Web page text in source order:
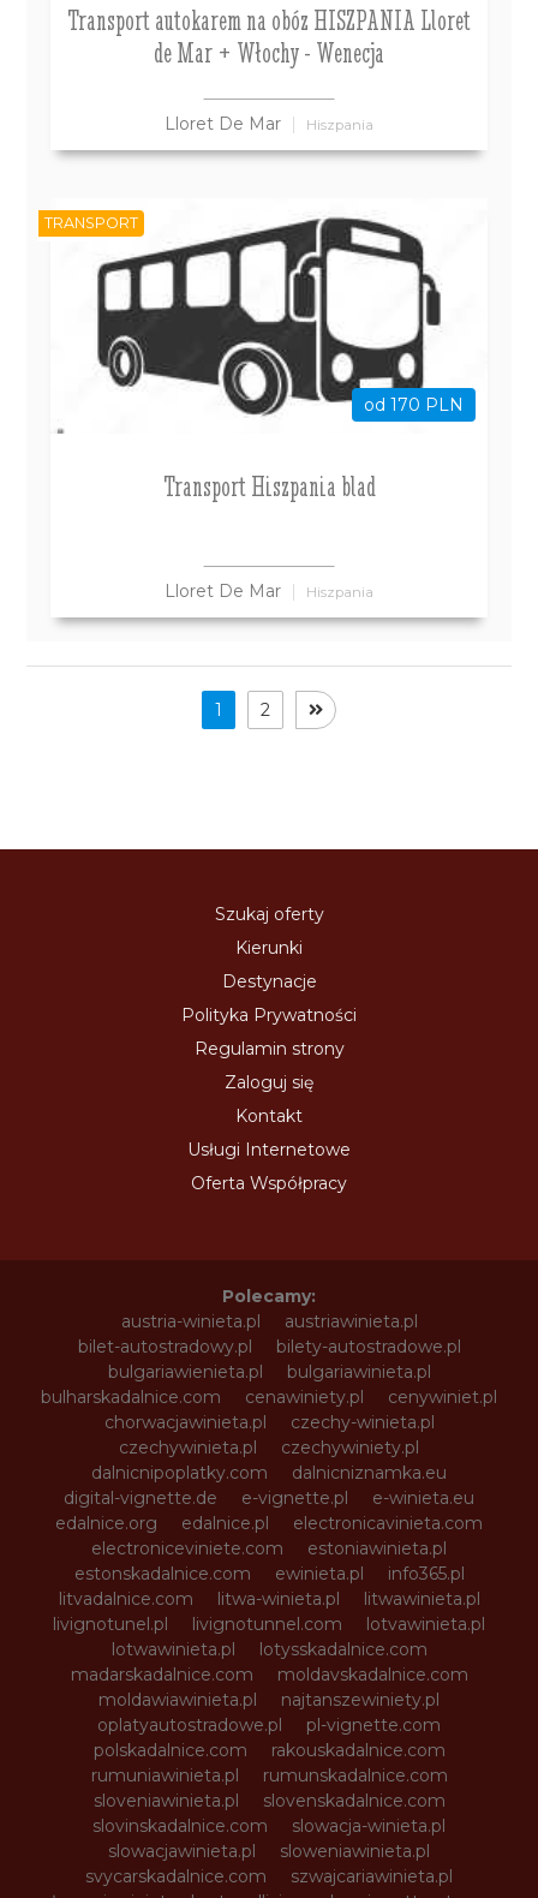
Transport autokarem na obóz HISZPANIA Lloret
de Mar + Włochy - Wenecja
Lloret De Mar Hiszpania
od 170 PLN
Transport Hiszpania blad
Lloret De Mar Hiszpania
TRANSPORT
1 2
Szukaj oferty
Kierunki
Destynacje
Polityka Prywatności
Regulamin strony
Zaloguj się
Kontakt
Usługi Internetowe
Oferta Współpracy
Polecamy:
austria-winieta.pl
austriawinieta.pl
bilet-autostradowy.pl
bilety-autostradowe.pl
bulgariawienieta.pl
bulgariawinieta.pl
bulharskadalnice.com
cenawiniety.pl
cenywiniet.pl
chorwacjawinieta.pl
czechy-winieta.pl
czechywinieta.pl
czechywiniety.pl
dalnicnipoplatky.com
dalnicniznamka.eu
digital-vignette.de
e-vignette.pl
e-winieta.eu
edalnice.org
edalnice.pl
electronicavinieta.com
electroniceviniete.com
estoniawinieta.pl
estonskadalnice.com
ewinieta.pl
info365.pl
litvadalnice.com
litwa-winieta.pl
litwawinieta.pl
livignotunel.pl
livignotunnel.com
lotvawinieta.pl
lotwawinieta.pl
lotysskadalnice.com
madarskadalnice.com
moldavskadalnice.com
moldawiawinieta.pl
najtanszewiniety.pl
oplatyautostradowe.pl
pl-vignette.com
polskadalnice.com
rakouskadalnice.com
rumuniawinieta.pl
rumunskadalnice.com
sloveniawinieta.pl
slovenskadalnice.com
slovinskadalnice.com
slowacja-winieta.pl
slowacjawinieta.pl
sloweniawinieta.pl
svycarskadalnice.com
szwajcariawinieta.pl